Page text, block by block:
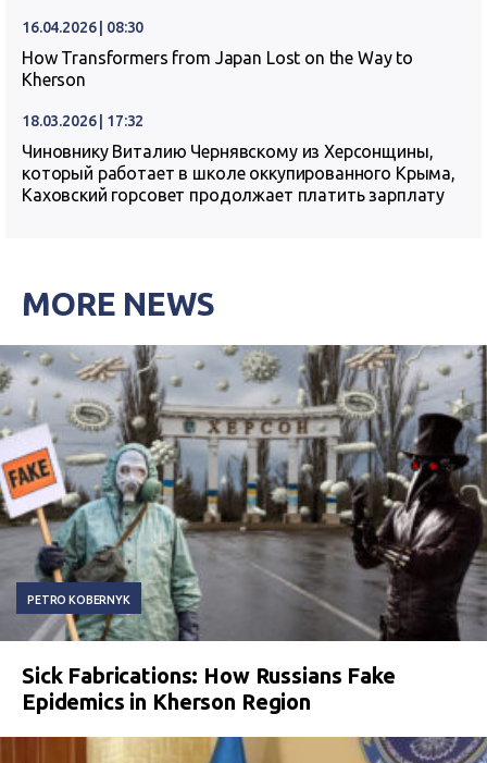
16.04.2026 | 08:30
How Transformers from Japan Lost on the Way to
Kherson
18.03.2026 | 17:32
Чиновнику Виталию Чернявскому из Херсонщины,
который работает в школе оккупированного Крыма,
Каховский горсовет продолжает платить зарплату
MORE NEWS
PETRO KOBERNYK
Sick Fabrications: How Russians Fake
Epidemics in Kherson Region